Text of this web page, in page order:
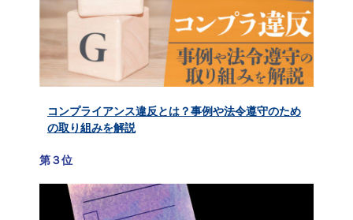
コンプライアンス違反とは？事例や法令遵守のため
の取り組みを解説
第３位